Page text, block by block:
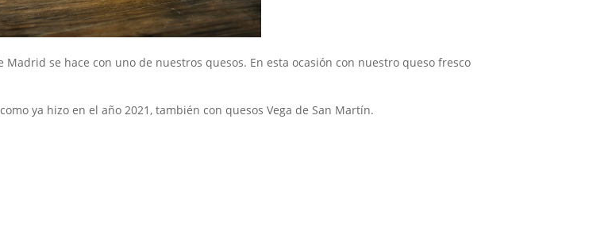
se hace con uno de nuestros quesos. En esta ocasión con nuestro queso fresco
ya hizo en el año 2021, también con quesos Vega de San Martín.